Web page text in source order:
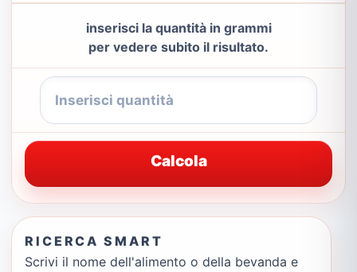
inserisci la quantità in grammi
per vedere subito il risultato.
Calcola
RICERCA SMART
Scrivi il nome dell'alimento o della bevanda e